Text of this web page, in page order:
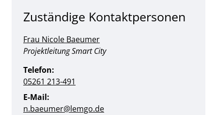
Zuständige Kontaktpersonen
Frau Nicole Baeumer
Position:
Projektleitung Smart City
Telefon:
05261 213-491
E-Mail:
n.baeumer@lemgo.de